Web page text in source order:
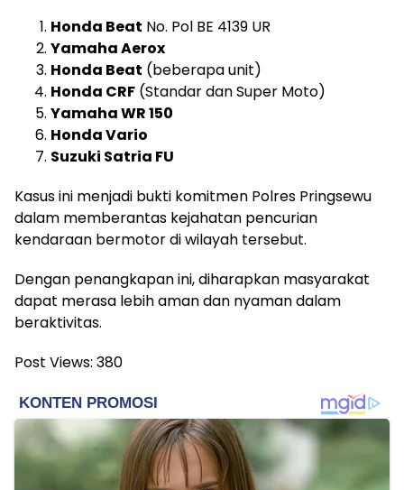
Honda Beat No. Pol BE 4139 UR
Yamaha Aerox
Honda Beat (beberapa unit)
Honda CRF (Standar dan Super Moto)
Yamaha WR 150
Honda Vario
Suzuki Satria FU
Kasus ini menjadi bukti komitmen Polres Pringsewu
dalam memberantas kejahatan pencurian
kendaraan bermotor di wilayah tersebut.
Dengan penangkapan ini, diharapkan masyarakat
dapat merasa lebih aman dan nyaman dalam
beraktivitas.
Post Views: 380